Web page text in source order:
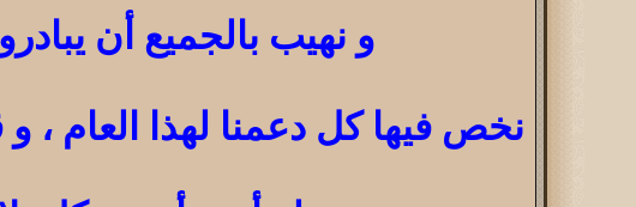
و نهيب بالجميع أن
نخص فيها كل دعمنا لهذا العام ،